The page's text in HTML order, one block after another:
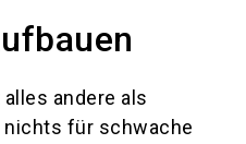
andere als
für schwache